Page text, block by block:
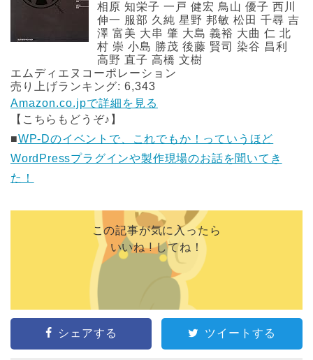
相原 知栄子 一戸 健宏 鳥山 優子 西川
伸一 服部 久純 星野 邦敏 松田 千尋 吉
澤 富美 大串 肇 大島 義裕 大曲 仁 北
村 崇 小島 勝茂 後藤 賢司 染谷 昌利
高野 直子 高橋 文樹
エムディエヌコーポレーション
売り上げランキング: 6,343
Amazon.co.jpで詳細を見る
【こちらもどうぞ♪】
■WP-Dのイベントで、これでもか！っていうほど
WordPressプラグインや製作現場のお話を聞いてき
た！
この記事が気に入ったら
いいね ! してね！
シェアする ツイートする